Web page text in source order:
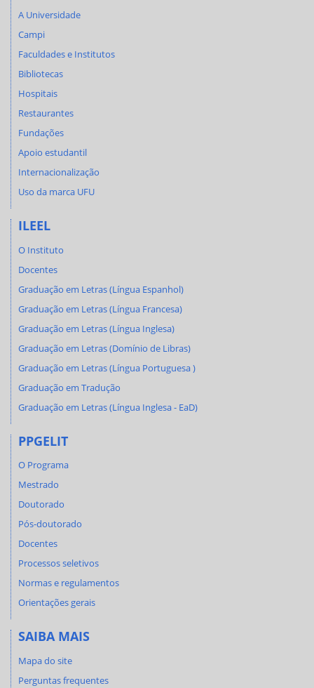
A Universidade
Campi
Faculdades e Institutos
Bibliotecas
Hospitais
Restaurantes
Fundações
Apoio estudantil
Internacionalização
Uso da marca UFU
ILEEL
O Instituto
Docentes
Graduação em Letras (Língua Espanhol)
Graduação em Letras (Língua Francesa)
Graduação em Letras (Língua Inglesa)
Graduação em Letras (Domínio de Libras)
Graduação em Letras (Língua Portuguesa )
Graduação em Tradução
Graduação em Letras (Língua Inglesa - EaD)
PPGELIT
O Programa
Mestrado
Doutorado
Pós-doutorado
Docentes
Processos seletivos
Normas e regulamentos
Orientações gerais
SAIBA MAIS
Mapa do site
Perguntas frequentes